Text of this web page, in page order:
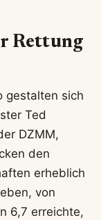
Rettung
gestalten sich
Ted
DZMM,
den
erheblich
von
6,7 erreichte,